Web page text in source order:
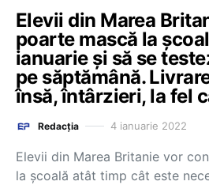
Elevii din Marea
poarte mască la
ianuarie și să se
pe săptămână.
însă, întârzieri, la fel
Redacția 4 ianuarie 2022
Elevii din Marea Britanie vor
la școală atât timp cât este